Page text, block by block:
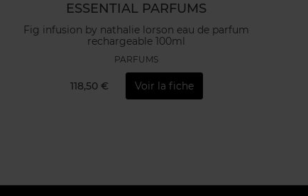
ESSENTIAL PARFUMS
Fig infusion by nathalie lorson eau de parfum
rechargeable 100ml
PARFUMS
118,50 € Voir la fiche